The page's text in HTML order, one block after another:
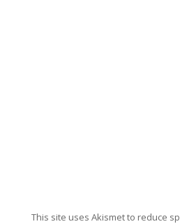
This site uses Akismet to reduce